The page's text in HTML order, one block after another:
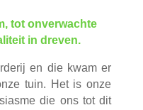
tot onverwachte
in dreven.
en die kwam er
tuin. Het is onze
die ons tot dit